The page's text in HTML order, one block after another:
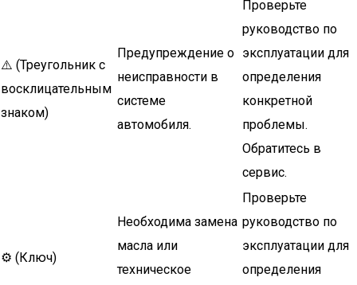
⚠️ (Треугольник с
восклицательным
знаком)
Предупреждение о
неисправности в
системе
автомобиля.
Проверьте
руководство по
эксплуатации для
определения
конкретной
проблемы.
Обратитесь в
сервис.
⚙️ (Ключ)
Необходима замена
масла или
техническое
Проверьте
руководство по
эксплуатации для
определения